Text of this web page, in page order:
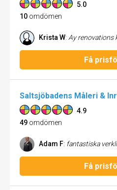
5.0
10 omdömen
Krista W: Ay renovations kan jag varmt rekommendera. De är otroligt punktliga och håller sin tidsplan, vilket gör hela processen trygg och smidig. Arbetet utförs
Få
Saltsjöbadens Måleri &
4.9
49 omdömen
Adam F: fantastiska verkligen. Tog kontakt med Nabil för att få hjälp med att måla om min
Få